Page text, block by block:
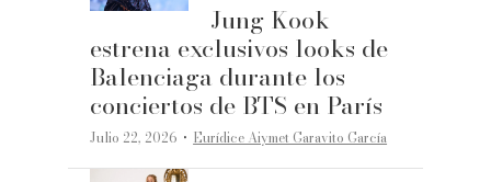
Jung Kook
estrena exclusivos looks de
Balenciaga durante los
conciertos de BTS en París
Julio 22, 2026 ·Eurídice Aiymet Garavito García